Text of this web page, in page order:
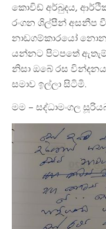
කොවිඩ් අර්බුදය,
රංගන ශිල්පීන් අසනීප
නාඩගම්කාරයෝ
යන්නට පිටපතේ
නිසා ඔබේ රස
සමාව ඉල්ලා සිටිමි.
මම – සද්ධාමංගල